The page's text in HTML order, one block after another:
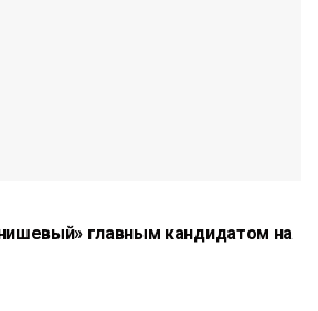
главным кандидатом на